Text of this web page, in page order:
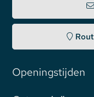
Openingstijden